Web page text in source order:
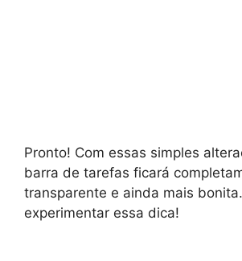
Pronto! Com essas simples
barra de tarefas ficará
transparente e ainda mais
experimentar essa dica!